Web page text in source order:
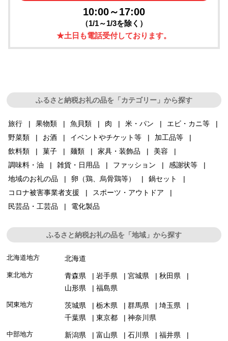
10:00～17:00
（1/1～1/3を除く）
★土日も電話受付しております。
ふるさと納税お礼の品を「カテゴリー」から探す
旅行 果物類 魚貝類 肉 米・パン
エビ・カニ等
野菜類
お酒 イベントやチケット等
加工品等
飲料類
菓子 麺類 家具・装飾品
美容
調味料・油
雑貨・日用品 ファッション
感謝状等
地域のお礼の品
卵（鶏、烏骨鶏等）
鍋セット
コロナ被害事業者支援
スポーツ・アウトドア
民芸品・工芸品
電化製品
ふるさと納税お礼の品を「地域」から探す
北海道地方 北海道
東北地方 青森県 岩手県 宮城県
秋田県
山形県
福島県
関東地方 茨城県 栃木県 群馬県
埼玉県
千葉県
東京都 神奈川県
中部地方 新潟県 富山県 石川県
福井県